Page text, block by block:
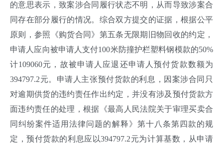
的意思表示，致案涉合同履行状态不明，从而导致涉案合
同存在部分履行的情况。综合双方提交的证据，根据公平
原则，参照《购货合同》第五条无限期旧物回收的约定，
申请人应向被申请人支付100米防撞护栏塑料钢模款的50%
计109060元，故被申请人应退还申请人预付货款数额为
394797.2元。申请人主张预付货款的利息，因案涉合同只
对逾期供货的违约责任作出约定，并没有涉及预付货款方
面违约责任的处理，根据《最高人民法院关于审理买卖合
同纠纷案件适用法律问题的解释》第十八条第四款的规
定，预付货款的利息应以394797.2元为计算基数，从申请